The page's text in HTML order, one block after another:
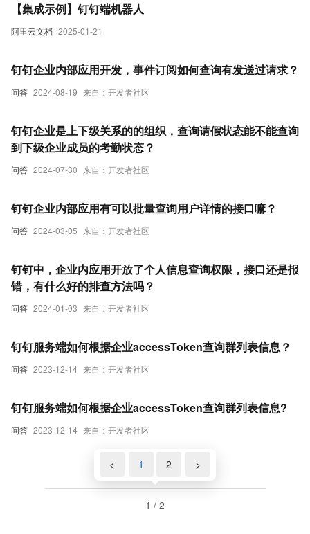
阿里云文档 2025-01-21
【集成示例】钉钉端机器人
问答 2024-08-19 来自：开发者社区
钉钉企业内部应用开发，事件订阅如何查询有发送过请求？
问答 2024-07-30 来自：开发者社区
钉钉企业是上下级关系的的组织，查询请假状态能不能查询
到下级企业成员的考勤状态？
问答 2024-03-05 来自：开发者社区
钉钉企业内部应用有可以批量查询用户详情的接口嘛？
问答 2024-01-03 来自：开发者社区
钉钉中，企业内应用开放了个人信息查询权限，接口还是报
错，有什么好的排查方法吗？
问答 2023-12-14 来自：开发者社区
钉钉服务端如何根据企业accessToken查询群列表信息？
问答 2023-12-14 来自：开发者社区
钉钉服务端如何根据企业accessToken查询群列表信息?
< 1 2 >
1 / 2